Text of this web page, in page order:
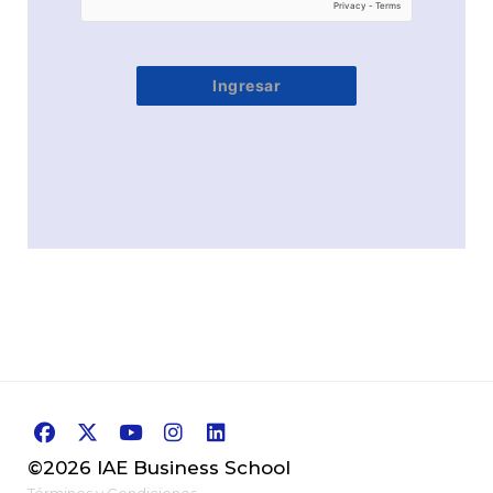
Ingresar
©2026 IAE Business School